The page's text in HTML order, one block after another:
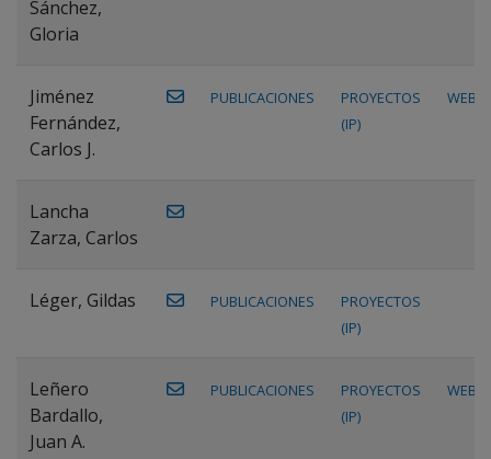
Sánchez,
Gloria
Jiménez
Fernández,
Carlos J.
PUBLICACIONES
PROYECTOS
(IP)
WEB
Lancha
Zarza, Carlos
Léger, Gildas PUBLICACIONES
PROYECTOS
(IP)
Leñero
Bardallo,
Juan A.
PUBLICACIONES
PROYECTOS
(IP)
WEB